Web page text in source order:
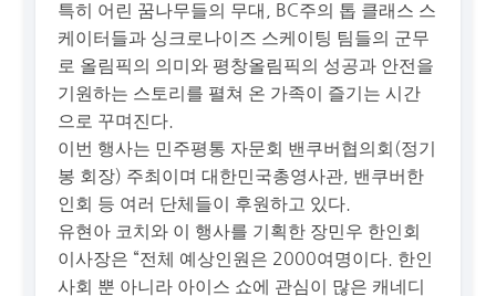
특히 어린 꿈나무들의 무대, BC주의 톱 클래스 스
케이터들과 싱크로나이즈 스케이팅 팀들의 군무
로 올림픽의 의미와 평창올림픽의 성공과 안전을
기원하는 스토리를 펼쳐 온 가족이 즐기는 시간
으로 꾸며진다.
이번 행사는 민주평통 자문회 밴쿠버협의회(정기
봉 회장) 주최이며 대한민국총영사관, 밴쿠버한
인회 등 여러 단체들이 후원하고 있다.
유현아 코치와 이 행사를 기획한 장민우 한인회
이사장은 “전체 예상인원은 2000여명이다. 한인
사회 뿐 아니라 아이스 쇼에 관심이 많은 캐네디